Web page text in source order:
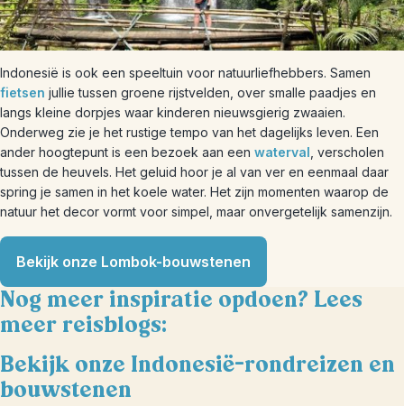
Indonesië is ook een speeltuin voor natuurliefhebbers. Samen
fietsen jullie tussen groene rijstvelden, over smalle paadjes en
langs kleine dorpjes waar kinderen nieuwsgierig zwaaien.
Onderweg zie je het rustige tempo van het dagelijks leven. Een
ander hoogtepunt is een bezoek aan een waterval , verscholen
tussen de heuvels. Het geluid hoor je al van ver en eenmaal daar
spring je samen in het koele water. Het zijn momenten waarop de
natuur het decor vormt voor simpel, maar onvergetelijk samenzijn.
Bekijk onze Lombok-bouwstenen
Nog meer inspiratie opdoen? Lees
meer reisblogs:
Bekijk onze Indonesië-rondreizen en
bouwstenen